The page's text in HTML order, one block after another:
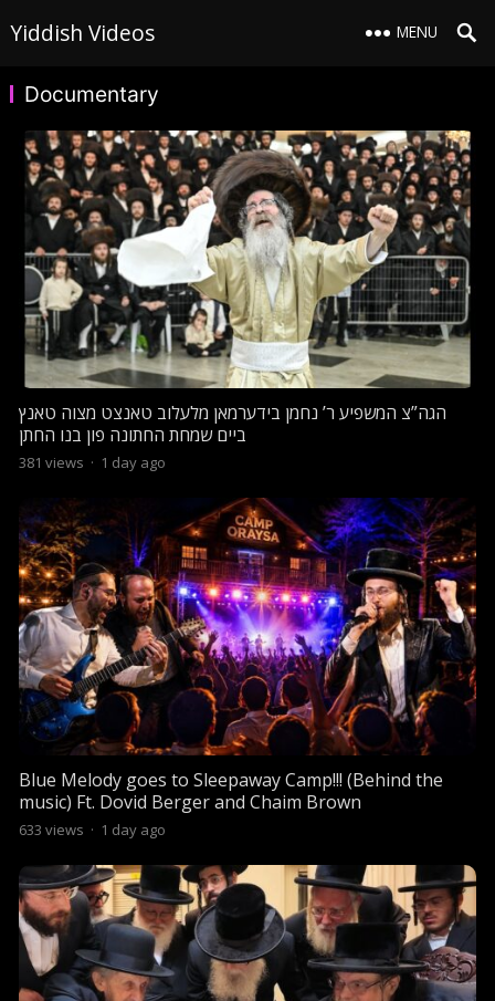
Yiddish Videos MENU
Documentary
הגה”צ המשפיע ר’ נחמן בידערמאן מלעלוב טאנצט מצוה טאנץ
ביים שמחת החתונה פון בנו החתן
381 views · 1 day ago
Blue Melody goes to Sleepaway Camp!!! (Behind the
music) Ft. Dovid Berger and Chaim Brown
633 views · 1 day ago